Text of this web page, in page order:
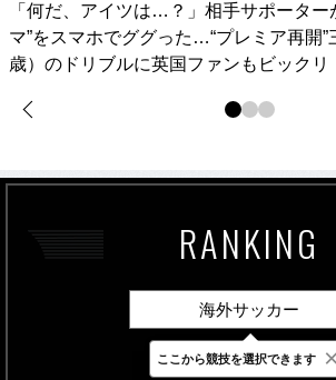
「何だ、アイツは…？」相手サポーター
マ”をスマホでググった…“プレミア再開”
歳）のドリブルに英国ファンもビックリ
RANKING
海外サッカー
最新 24時間 週間
ここから競技を選択できます ×